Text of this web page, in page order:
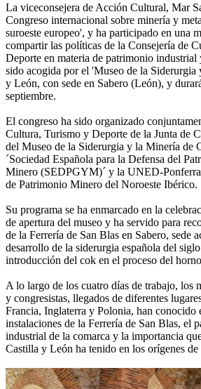
La viceconsejera de Acción Cultural, Mar
Congreso internacional sobre minería y
suroeste europeo', y ha participado en una
compartir las políticas de la Consejería de
Deporte en materia de patrimonio industrial
sido acogida por el 'Museo de la
y León, con sede en Sabero (León), y
septiembre.
El congreso ha sido organizado
Cultura, Turismo y Deporte de la Junta de
del Museo de la Siderurgia y la Minería de
´Sociedad Española para la Defensa del
Minero (SEDPGYM)´ y la UNED-
de Patrimonio Minero del Noroeste Ibérico.
Su programa se ha enmarcado en la
de apertura del museo y ha servido para
de la Ferrería de San Blas en Sabero, sede
desarrollo de la siderurgia española del
introducción del cok en el proceso del
A lo largo de los cuatro días de trabajo, los
y congresistas, llegados de diferentes
Francia, Inglaterra y Polonia, han conocido
instalaciones de la Ferrería de San Blas, el
industrial de la comarca y la importancia
Castilla y León ha tenido en los orígenes de